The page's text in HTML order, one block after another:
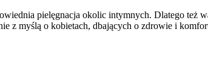
pielęgnacja okolic intymnych. Dlatego też
z myślą o kobietach, dbających o zdrowie i